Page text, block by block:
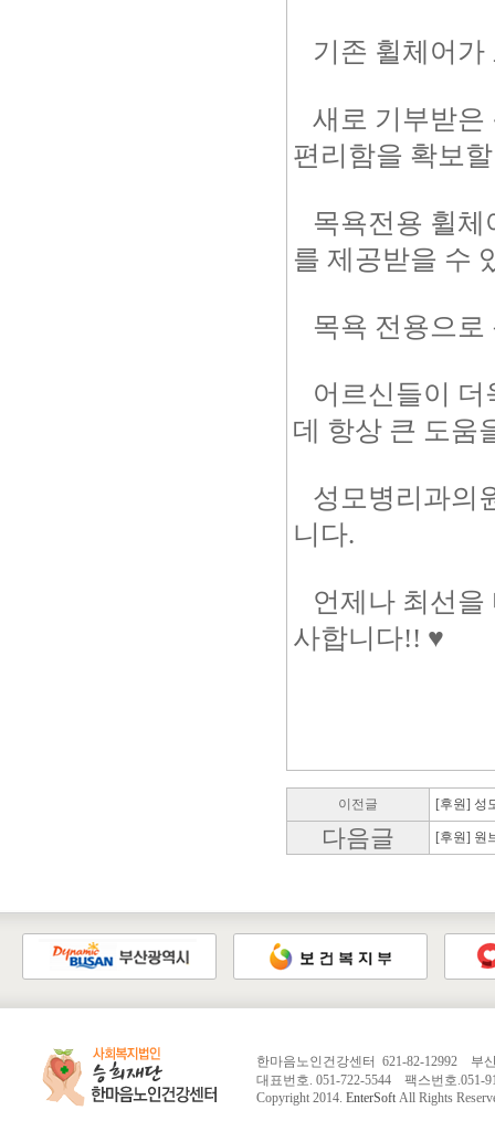
기존 휠체어가
새로 기부받은
편리함을 확보
목욕전용 휠체
를 제공받을 수
목욕 전용으로
어르신들이 더
데 항상 큰 도움
성모병리과의
니다.
언제나 최선을
사합니다!! ♥
이전글 [후원] 성
다음글 [후원] 원
한마음노인건강센터 621-82-12992 부
대표번호. 051-722-5544 팩스번호.051-
Copyright 2014. EnterSoft All Rights